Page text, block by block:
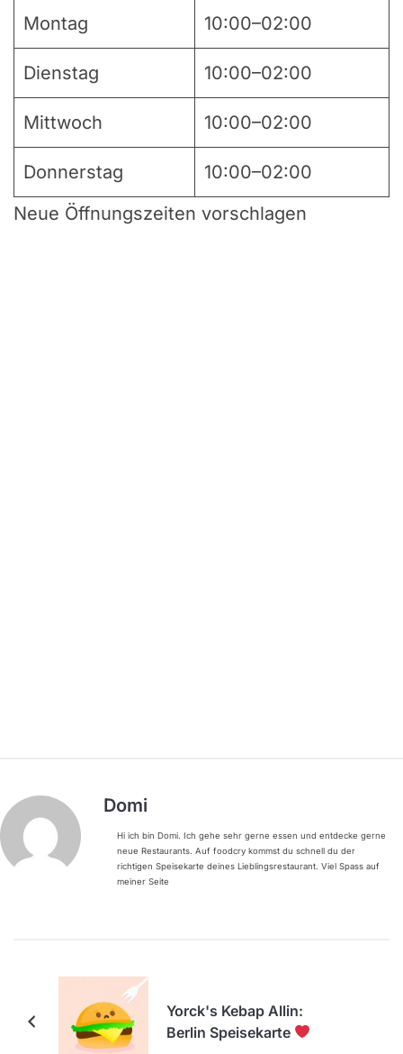
Montag 10:00–02:00
Dienstag 10:00–02:00
Mittwoch 10:00–02:00
Donnerstag
10:00–02:00
Neue Öffnungszeiten vorschlagen
Domi
Hi ich bin Domi. Ich gehe sehr gerne essen und entdecke gerne
neue Restaurants. Auf foodcry kommst du schnell du der
richtigen Speisekarte deines Lieblingsrestaurant. Viel Spass auf
meiner Seite
Yorck's Kebap Allin:
Berlin Speisekarte